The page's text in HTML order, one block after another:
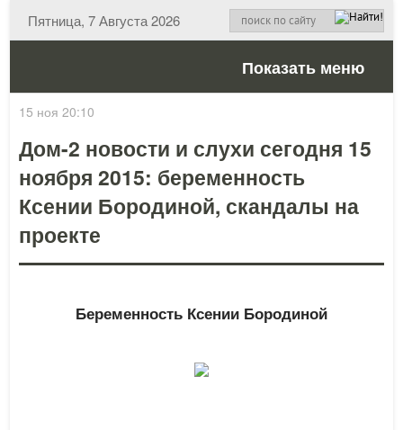
Пятница, 7 Августа 2026
Показать меню
15 ноя 20:10
Дом-2 новости и слухи сегодня 15
ноября 2015: беременность
Ксении Бородиной, скандалы на
проекте
Беременность Ксении Бородиной